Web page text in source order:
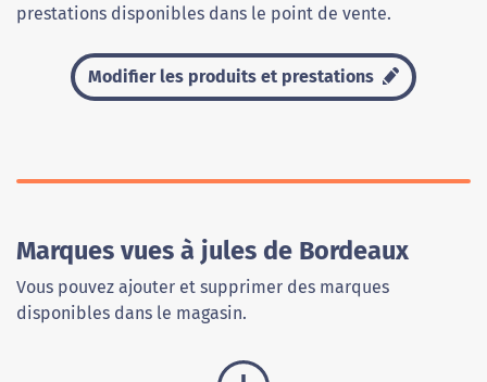
prestations disponibles dans le point de vente.
Modifier les produits et prestations
Marques vues à jules de Bordeaux
Vous pouvez ajouter et supprimer des marques
disponibles dans le magasin.